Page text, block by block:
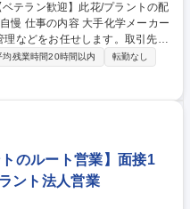
カー
などをお任せします。取引先の
引先で現場合わせを行うまで一
対応はほとんどなく、残業は月5
。まれに突発的な依頼で休日出
ります。【教育体制】熟練の社
方や溶接技術が身に着くほか、
いる為、手に職が付けられま
均残業時間20時間以内
転勤なし
のルート営業】面接1
ント法人営業